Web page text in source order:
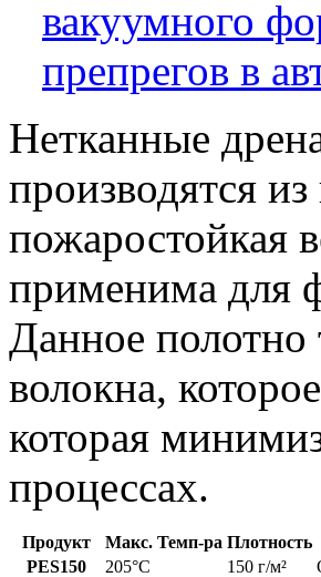
Нетканные
производятся
пожаростойкая
применима для
Данное полотно
волокна,
которая
процессах.
Продукт Макс. Темп-ра Плотность
PES150
205°C 150 г/м²